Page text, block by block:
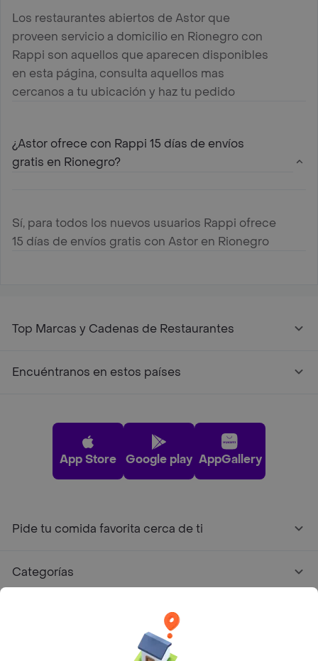
Los restaurantes abiertos de Astor que
proveen servicio a domicilio en Rionegro con
Rappi son aquellos que aparecen disponibles
en esta página, consulta aquellos mas
cercanos a tu ubicación y haz tu pedido
¿Astor ofrece con Rappi 15 días de envíos
gratis en Rionegro?
Sí, para todos los nuevos usuarios Rappi ofrece
15 días de envíos gratis con Astor en Rionegro
Top Marcas y Cadenas de Restaurantes
Encuéntranos en estos países
App Store Google play AppGallery
Pide tu comida favorita cerca de ti
Categorías